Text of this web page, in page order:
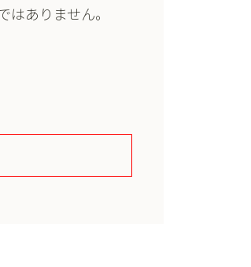
ありません。